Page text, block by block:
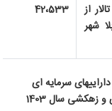
از
شهر
42،533
سرمایه ای
سال 1403